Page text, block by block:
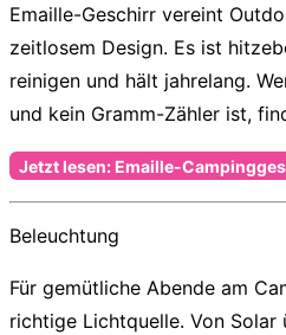
Emaille-Geschirr vereint
zeitlosem Design. Es ist
reinigen und hält jahrelang.
und kein Gramm-Zähler ist,
Jetzt lesen: Emaille-
Beleuchtung
Für gemütliche Abende am
richtige Lichtquelle. Von